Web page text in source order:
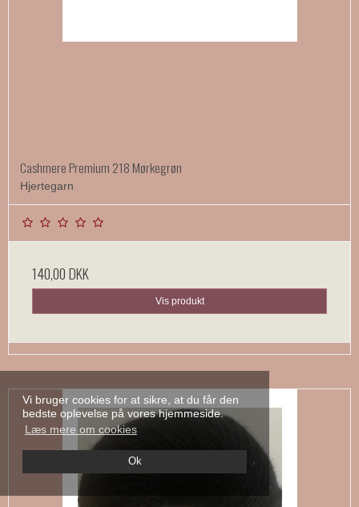
Vi bruger cookies for at sikre, at du får den
bedste oplevelse på vores hjemmeside.
Læs mere om cookies
Ok
Cashmere Premium 218 Mørkegrøn
Hjertegarn
140,00 DKK
Vis produkt